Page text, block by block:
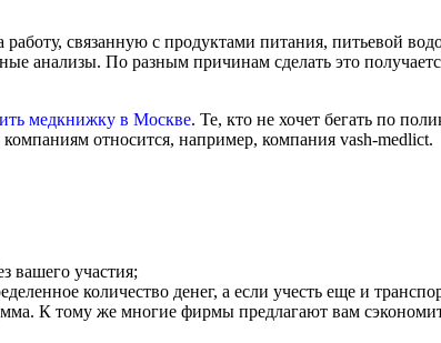
связанную с продуктами питания, питьевой
анализы. По разным причинам сделать это
медкнижку в Москве. Те, кто не хочет бегать по
относится, например, компания vash-medlict.
вашего участия;
количество денег, а если учесть еще и
К тому же многие фирмы предлагают вам